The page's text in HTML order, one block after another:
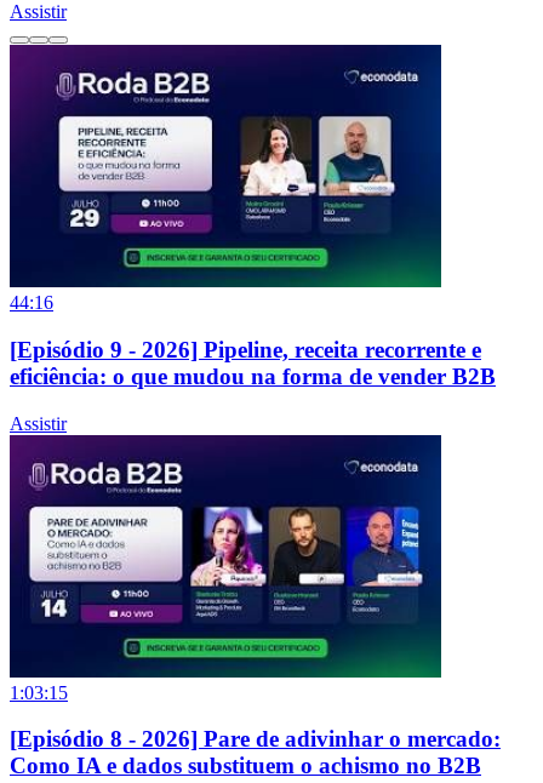
Assistir
44:16
[Episódio 9 - 2026] Pipeline, receita recorrente e
eficiência: o que mudou na forma de vender B2B
Assistir
1:03:15
[Episódio 8 - 2026] Pare de adivinhar o mercado:
Como IA e dados substituem o achismo no B2B